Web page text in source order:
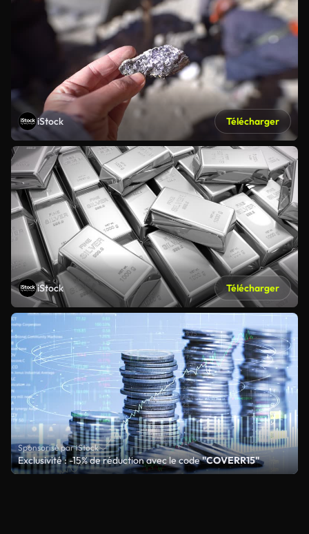
iStock Télécharger
iStock Télécharger
Sponsorisé par iStock
Exclusivité : -15% de réduction avec le code"COVERR15"